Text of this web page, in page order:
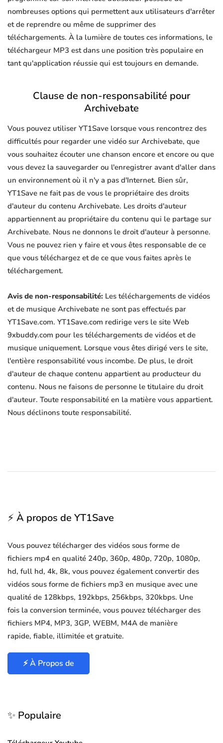
nombreuses options qui permettent aux utilisateurs d'arrêter
et de reprendre ou même de supprimer des
téléchargements. À la lumière de toutes ces informations, le
téléchargeur MP3 est dans une position très populaire en
tant qu'application réussie qui est toujours en demande.
Clause de non-responsabilité pour
Archivebate
Vous pouvez utiliser YT1Save lorsque vous rencontrez des
difficultés pour regarder une vidéo sur Archivebate, que
vous souhaitez écouter une chanson encore et encore ou que
vous devez la sauvegarder ou l'enregistrer avant d'aller dans
un environnement où il n'y a pas d'Internet. Bien sûr,
YT1Save ne fait pas de vous le propriétaire des droits
d'auteur du contenu Archivebate. Les droits d'auteur
appartiennent au propriétaire du contenu qui le partage sur
Archivebate. Nous ne donnons le droit d'auteur à personne.
Vous ne pouvez rien y faire et vous êtes responsable de ce
que vous téléchargez et de ce que vous faites après le
téléchargement.
Avis de non-responsabilité: Les téléchargements de vidéos
et de musique Archivebate ne sont pas effectués par
YT1Save.com. YT1Save.com redirige vers le site Web
9xbuddy.com pour les téléchargements de vidéos et de
musique uniquement. Lorsque vous êtes dirigé vers le site,
l'entière responsabilité vous incombe. De plus, le droit
d'auteur de chaque contenu appartient au producteur du
contenu. Nous ne faisons de personne le titulaire du droit
d'auteur. Toute responsabilité en la matière vous appartient.
Nous déclinons toute responsabilité.
⚡ À propos de YT1Save
Vous pouvez télécharger des vidéos sous forme de
fichiers mp4 en qualité 240p, 360p, 480p, 720p, 1080p,
hd, full hd, 4k, 8k, vous pouvez également convertir des
vidéos sous forme de fichiers mp3 en musique avec une
qualité de 128kbps, 192kbps, 256kbps, 320kbps. Une
fois la conversion terminée, vous pouvez télécharger des
fichiers MP4, MP3, 3GP, WEBM, M4A de manière
rapide, fiable, illimitée et gratuite.
⚡ À Propos de
✨ Populaire